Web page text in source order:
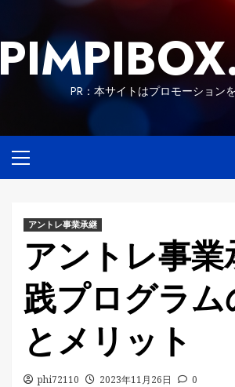
content
PR：本サイトはプロモーション
Menu
アントレ事業承継
アントレ事
践プログラム
とメリット
phi72110 2023年11月26日 0